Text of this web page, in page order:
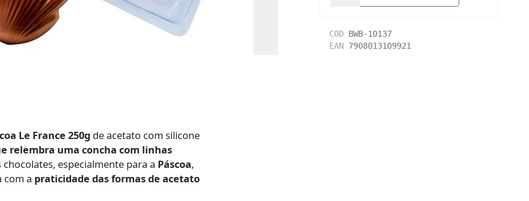
COD BWB-10137
EAN 7908013109921
Le France 250g de acetato com silicone
relembra uma concha com linhas
especialmente para a Páscoa,
com a praticidade das formas de acetato